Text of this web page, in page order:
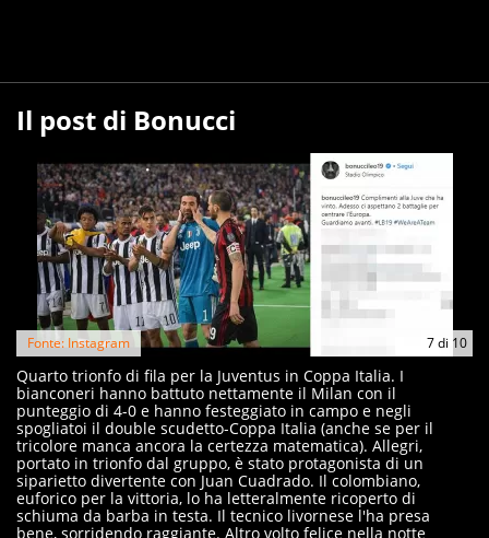
Il post di Bonucci
7di 10
Fonte: Instagram
Quarto trionfo di fila per la Juventus in Coppa Italia. I
bianconeri hanno battuto nettamente il Milan con il
punteggio di 4-0 e hanno festeggiato in campo e negli
spogliatoi il double scudetto-Coppa Italia (anche se per il
tricolore manca ancora la certezza matematica). Allegri,
portato in trionfo dal gruppo, è stato protagonista di un
siparietto divertente con Juan Cuadrado. Il colombiano,
euforico per la vittoria, lo ha letteralmente ricoperto di
schiuma da barba in testa. Il tecnico livornese l'ha presa
bene, sorridendo raggiante. Altro volto felice nella notte